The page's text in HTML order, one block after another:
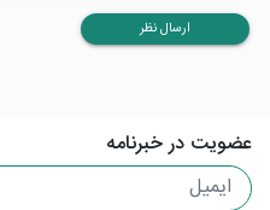
ارسال نظر
عضویت در خبرنامه